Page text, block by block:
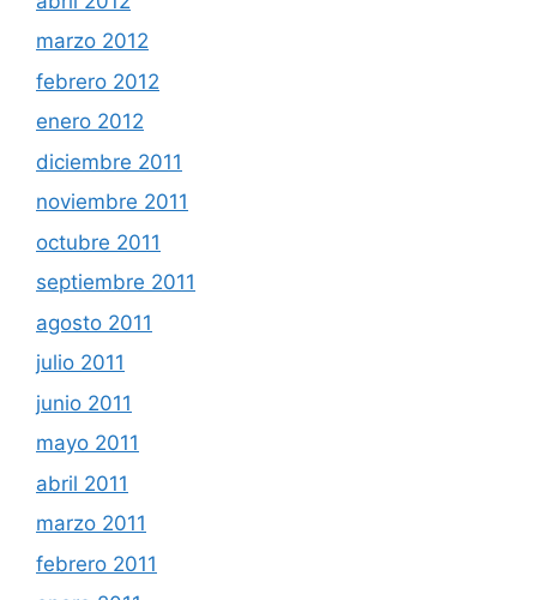
marzo 2012
febrero 2012
enero 2012
diciembre 2011
noviembre 2011
octubre 2011
septiembre 2011
agosto 2011
julio 2011
junio 2011
mayo 2011
abril 2011
marzo 2011
febrero 2011